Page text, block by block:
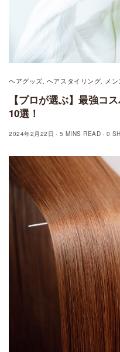
ヘアグッズ, ヘアスタイリング, メ
【プロが選ぶ】最強コ
10選！
2024年2月22日 5 MINS READ 0